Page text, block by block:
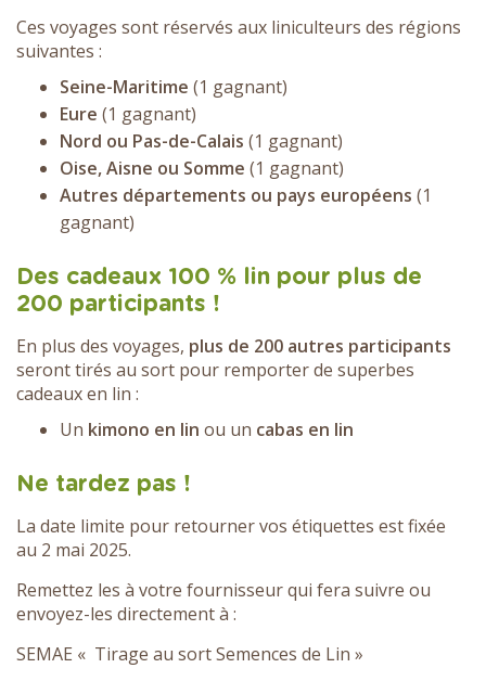
Ces voyages sont réservés aux liniculteurs des régions
suivantes :
Seine-Maritime (1 gagnant)
Eure (1 gagnant)
Nord ou Pas-de-Calais (1 gagnant)
Oise, Aisne ou Somme (1 gagnant)
Autres départements ou pays européens (1
gagnant)
Des cadeaux 100 % lin pour plus de
200 participants !
En plus des voyages, plus de 200 autres participants
seront tirés au sort pour remporter de superbes
cadeaux en lin :
Un kimono en lin ou un cabas en lin
Ne tardez pas !
La date limite pour retourner vos étiquettes est fixée
au 2 mai 2025.
Remettez les à votre fournisseur qui fera suivre ou
envoyez-les directement à :
SEMAE « Tirage au sort Semences de Lin »